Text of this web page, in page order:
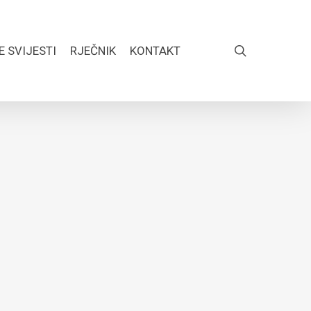
SVIJESTI RJEČNIK KONTAKT FACEBOOK